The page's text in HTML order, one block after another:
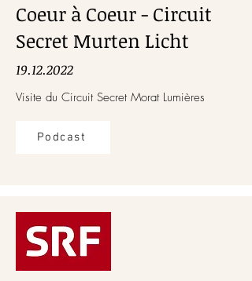
Coeur à Coeur - Circuit
Secret Murten Licht
19.12.2022
Visite du Circuit Secret Morat Lumières
Podcast